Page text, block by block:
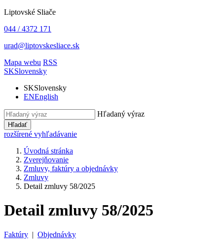
Liptovské Sliače
044 / 4372 171
urad@liptovskesliace.sk
Mapa webu RSS
SKSlovensky
SKSlovensky
ENEnglish
Hľadaný výraz
Hľadať
rozšírené vyhľadávanie
Úvodná stránka
Zverejňovanie
Zmluvy, faktúry a objednávky
Zmluvy
Detail zmluvy 58/2025
Detail zmluvy 58/2025
Faktúry | Objednávky